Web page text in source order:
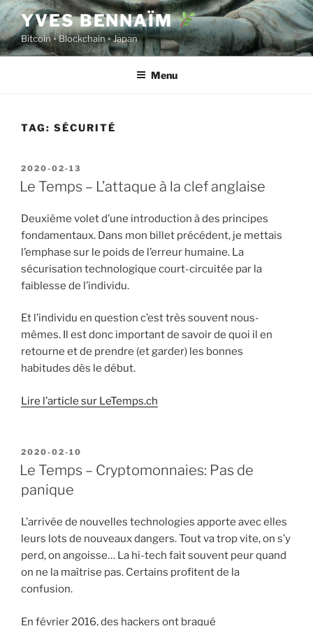
Skip
to
content
YVES BENNAÏM
Bitcoin ◦ Blockchain ◦ Japan
Menu
TAG: SÉCURITÉ
POSTED
ON
2020-02-13
Le Temps – L’attaque à la clef anglaise
Deuxième volet d’une introduction à des principes
fondamentaux. Dans mon billet précédent, je mettais
l’emphase sur le poids de l’erreur humaine. La
sécurisation technologique court-circuitée par la
faiblesse de l’individu.
Et l’individu en question c’est très souvent nous-
mêmes. Il est donc important de savoir de quoi il en
retourne et de prendre (et garder) les bonnes
habitudes dès le début.
Lire l’article sur LeTemps.ch
POSTED
ON
2020-02-10
Le Temps – Cryptomonnaies: Pas de
panique
L’arrivée de nouvelles technologies apporte avec elles
leurs lots de nouveaux dangers. Tout va trop vite, on s’y
perd, on angoisse… La hi-tech fait souvent peur quand
on ne la maîtrise pas. Certains profitent de la
confusion.
En février 2016, des hackers ont braqué